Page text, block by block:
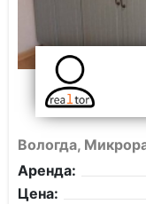
Вологда,
Аренда:
Цена: